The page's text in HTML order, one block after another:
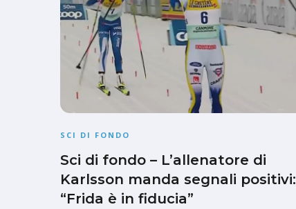
SCI DI FONDO
Sci di fondo – L’allenatore di
Karlsson manda segnali positivi:
“Frida è in fiducia”